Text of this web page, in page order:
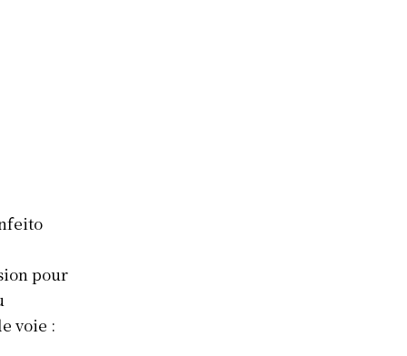
pour
voie :